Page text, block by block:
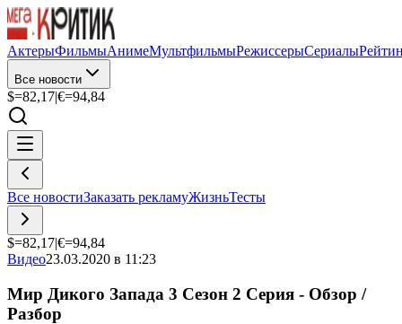
АктерыФильмыАнимеМультфильмыРежиссерыСериалы
Все новости
$=82,17|€=94,84
Все новостиЗаказать рекламуЖизньТесты
$=82,17|€=94,84
Видео23.03.2020 в 11:23
Мир Дикого Запада 3 Сезон 2 Серия - Обзор /
Разбор